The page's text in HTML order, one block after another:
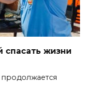
спасать жизни